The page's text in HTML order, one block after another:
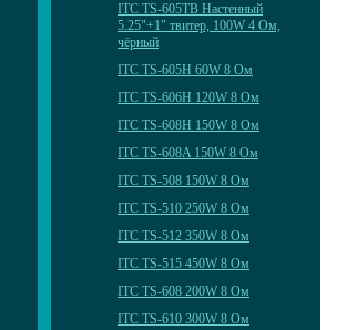
ITC TS-605TB Настенный
5.25"+1" твитер, 100W 4 Ом,
чёрный
ITC TS-605H 60W 8 Ом
ITC TS-606H 120W 8 Ом
ITC TS-608H 150W 8 Ом
ITC TS-608A 150W 8 Ом
ITC TS-508 150W 8 Ом
ITC TS-510 250W 8 Ом
ITC TS-512 350W 8 Ом
ITC TS-515 450W 8 Ом
ITC TS-608 200W 8 Ом
ITC TS-610 300W 8 Ом